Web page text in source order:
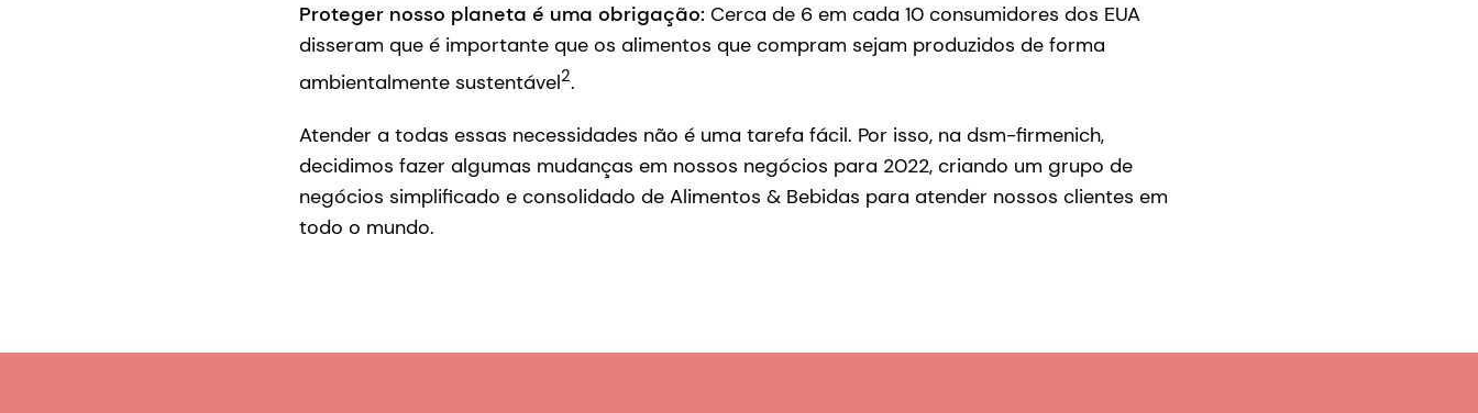
Proteger nosso planeta é uma obrigação: Cerca de 6 em cada 10 consumidores dos EUA
disseram que é importante que os alimentos que compram sejam produzidos de forma
ambientalmente sustentável2.
Atender a todas essas necessidades não é uma tarefa fácil. Por isso, na dsm-firmenich,
decidimos fazer algumas mudanças em nossos negócios para 2022, criando um grupo de
negócios simplificado e consolidado de Alimentos & Bebidas para atender nossos clientes em
todo o mundo.